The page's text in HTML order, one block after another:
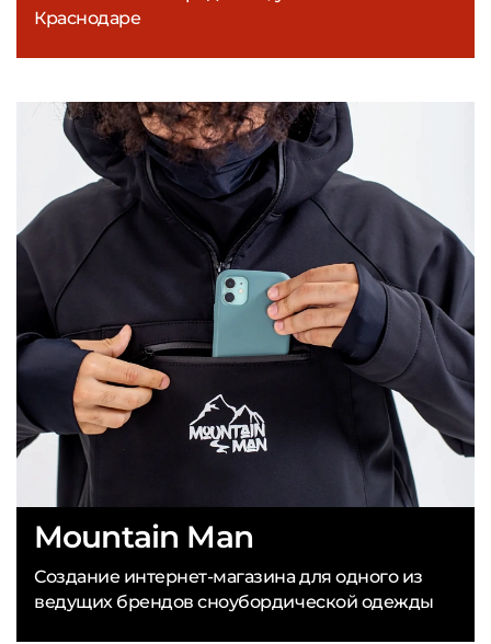
Краснодаре
Mountain Man
Создание интернет-магазина для одного из
ведущих брендов сноубордической одежды